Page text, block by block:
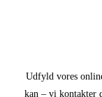
Udfyld vores
kan – vi kontakter